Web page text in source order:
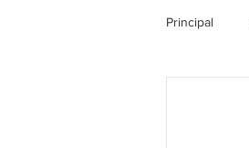
Principal